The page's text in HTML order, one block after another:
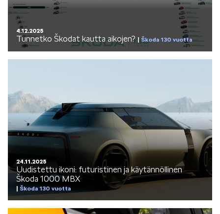
SÄHKÖAUTOILU
KAASUAUTOT
4.12.2025
Tunnetko Škodat kautta aikojen? Škoda 130 vuotta
24.11.2025
Uudistettu ikoni: futuristinen ja käytännöllinen
Škoda 1000 MBX
Škoda 130 vuotta